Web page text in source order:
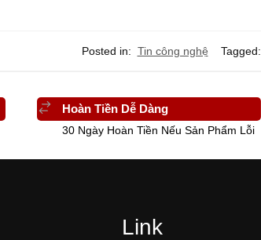
Posted in: Tin công nghệ Tagged:
Hoàn Tiền Dễ Dàng
30 Ngày Hoàn Tiền Nếu Sản Phẩm Lỗi
Link